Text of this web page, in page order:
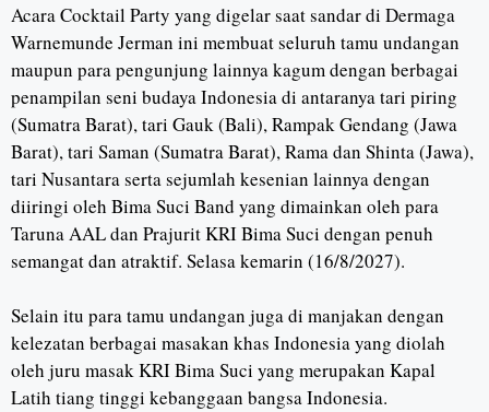
Acara Cocktail Party yang digelar saat sandar di Dermaga
Warnemunde Jerman ini membuat seluruh tamu undangan
maupun para pengunjung lainnya kagum dengan berbagai
penampilan seni budaya Indonesia di antaranya tari piring
(Sumatra Barat), tari Gauk (Bali), Rampak Gendang (Jawa
Barat), tari Saman (Sumatra Barat), Rama dan Shinta (Jawa),
tari Nusantara serta sejumlah kesenian lainnya dengan
diiringi oleh Bima Suci Band yang dimainkan oleh para
Taruna AAL dan Prajurit KRI Bima Suci dengan penuh
semangat dan atraktif. Selasa kemarin (16/8/2027).
Selain itu para tamu undangan juga di manjakan dengan
kelezatan berbagai masakan khas Indonesia yang diolah
oleh juru masak KRI Bima Suci yang merupakan Kapal
Latih tiang tinggi kebanggaan bangsa Indonesia.